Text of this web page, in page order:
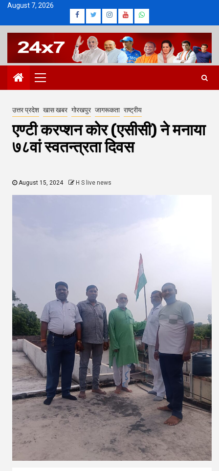
Skip
content
August 7, 2026
Facebook
Twitter
Instagram
Youtube
Whatsapp
Primary
Menu
उत्तर प्रदेश खास खबर गोरखपुर जागरूकता राष्ट्रीय
एण्टी करप्शन कोर (एसीसी) ने मनाया
७८वां स्वतन्त्रता दिवस
August 15, 2024 H S live news